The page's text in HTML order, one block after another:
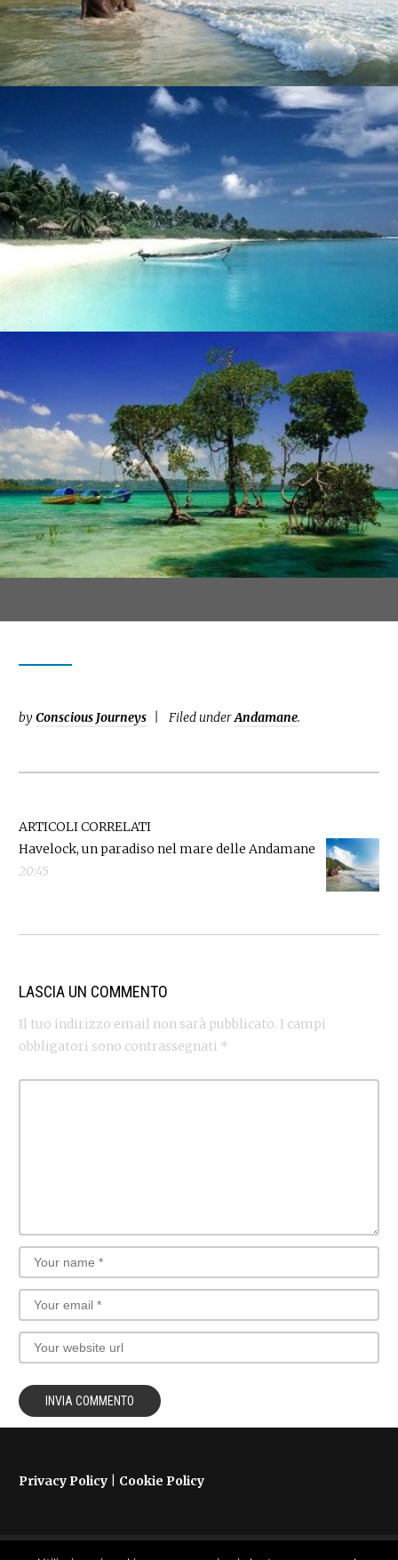
byConscious Journeys Filed underAndamane.
ARTICOLI CORRELATI
Havelock, un paradiso nel mare delle Andamane
20:45
LASCIA UN COMMENTO
Il tuo indirizzo email non sarà pubblicato. I campi
obbligatori sono contrassegnati *
Privacy Policy Cookie Policy